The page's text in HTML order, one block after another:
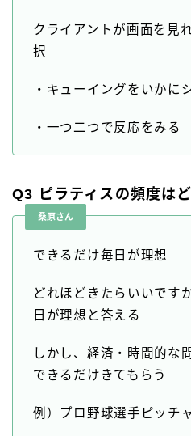
クライアントが画面を見
択
・キューイングをいかに
・一つ二つで反応をみる
Q3 ピラティスの頻度は
桑原さん
できるだけ毎日が理想
どれほどきたらいいです
日が理想と答える
しかし、経済・時間的な
できるだけきてもらう
例）プロ野球選手ピッチ